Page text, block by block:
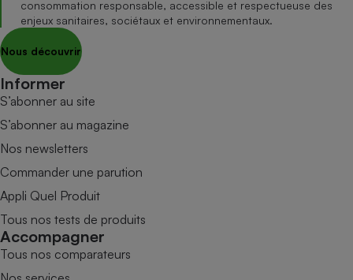
consommation responsable, accessible et respectueuse des
enjeux sanitaires, sociétaux et environnementaux.
Nous découvrir
Informer
S’abonner au site
S’abonner au magazine
Nos newsletters
Commander une parution
Appli Quel Produit
Tous nos tests de produits
Accompagner
Tous nos comparateurs